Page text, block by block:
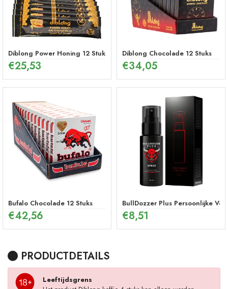
Diblong Power Honing 12 Stuks
€25,53
Diblong Chocolade 12 Stuks
€34,05
Bufalo Chocolade 12 Stuks
€42,56
BullDozzer Plus Persoonlijke
€8,51
PRODUCTDETAILS
Leeftijdsgrens